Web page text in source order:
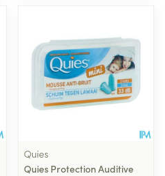
Quies
Quies Protection Auditive